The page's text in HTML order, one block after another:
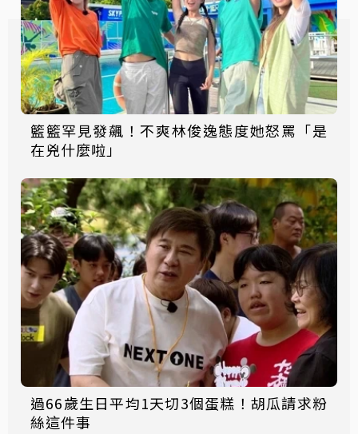
籃籃罕見發飆！不爽林俊逸態度她怒罵「是
在兇什麼啦」
過66歲生日平均1天切3個蛋糕！胡瓜請求粉
絲這件事